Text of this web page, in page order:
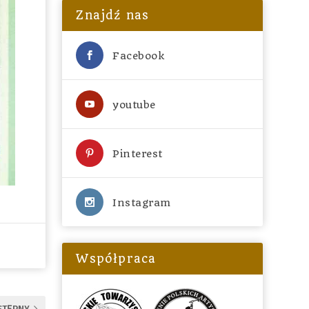
Znajdź nas
Facebook
youtube
Pinterest
Instagram
Współpraca